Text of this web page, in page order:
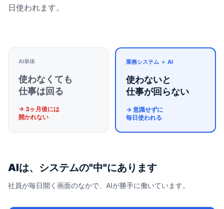
日使われます。
AI単体
使わなくても
仕事は回る
→ 3ヶ月後には
開かれない
業務システム ＋ AI
使わないと
仕事が回らない
→ 意識せずに
毎日使われる
AIは、システムの"中"にあります
社員が毎日開く画面のなかで、AIが勝手に働いています。